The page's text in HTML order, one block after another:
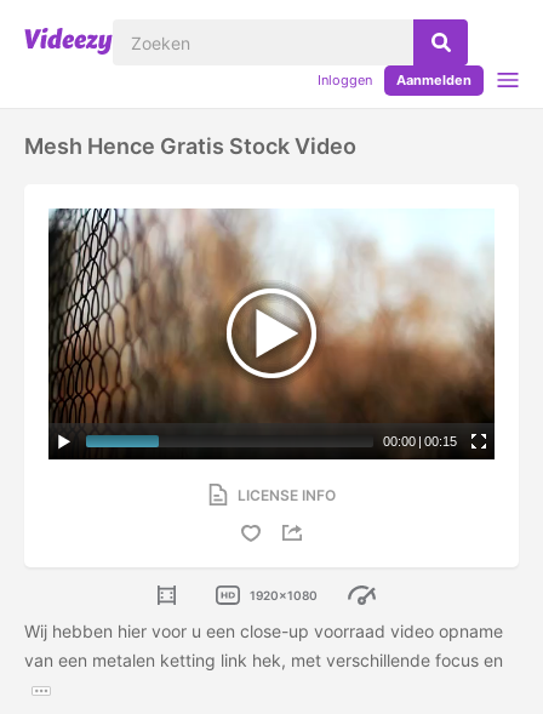
Inloggen Aanmelden
Mesh Hence Gratis Stock Video
00:00 | 00:15
LICENSE INFO
1920x1080
Wij hebben hier voor u een close-up voorraad video opname
van een metalen ketting link hek, met verschillende focus en